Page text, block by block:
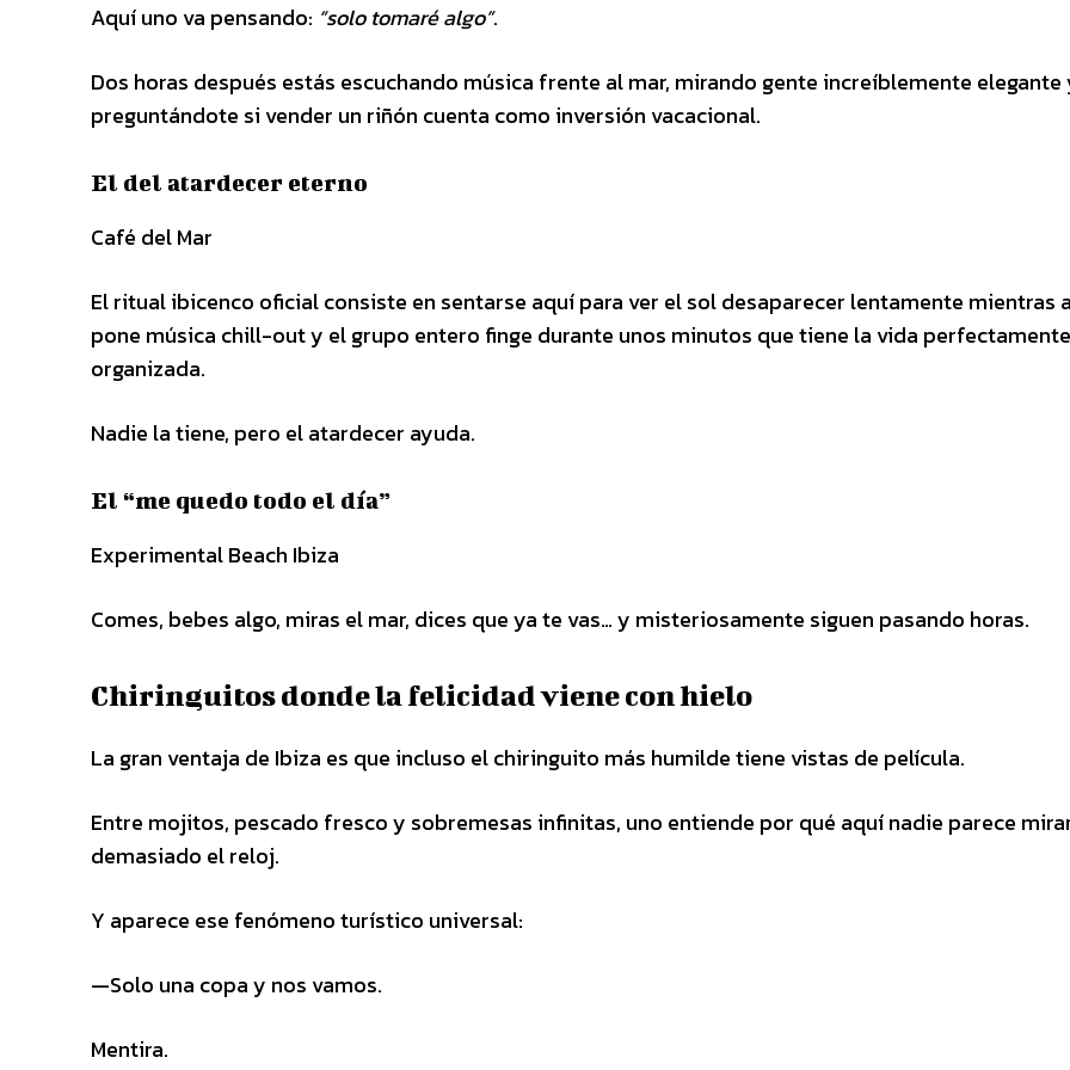
Aquí uno va pensando: “solo tomaré algo”.
Dos horas después estás escuchando música frente al mar, mirando gente increíblemente elegante
preguntándote si vender un riñón cuenta como inversión vacacional.
El del atardecer eterno
Café del Mar
El ritual ibicenco oficial consiste en sentarse aquí para ver el sol desaparecer lentamente mientras
pone música chill-out y el grupo entero finge durante unos minutos que tiene la vida perfectamente
organizada.
Nadie la tiene, pero el atardecer ayuda.
El “me quedo todo el día”
Experimental Beach Ibiza
Comes, bebes algo, miras el mar, dices que ya te vas… y misteriosamente siguen pasando horas.
Chiringuitos donde la felicidad viene con hielo
La gran ventaja de Ibiza es que incluso el chiringuito más humilde tiene vistas de película.
Entre mojitos, pescado fresco y sobremesas infinitas, uno entiende por qué aquí nadie parece
demasiado el reloj.
Y aparece ese fenómeno turístico universal:
—Solo una copa y nos vamos.
Mentira.